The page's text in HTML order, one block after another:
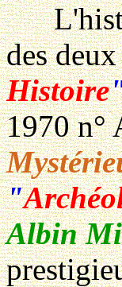
des
Histoire
1970 n°
"
Albin